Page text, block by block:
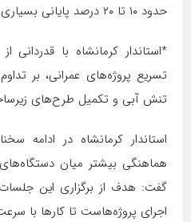
حدود ۱۰ تا ۲۰ درصد پایانی بسیاری از طرح‌ها مشاهده می‌شود.
*استاندار کرمانشاه با قدردانی
تسریع پروژه‌های عمرانی، بر
تنش آبی و تکمیل طرح‌های
استاندار کرمانشاه در ادامه
هماهنگی بیشتر میان دستگاه‌های
گفت: هدف از برگزاری این
اجرای پروژه‌هاست تا کارها با